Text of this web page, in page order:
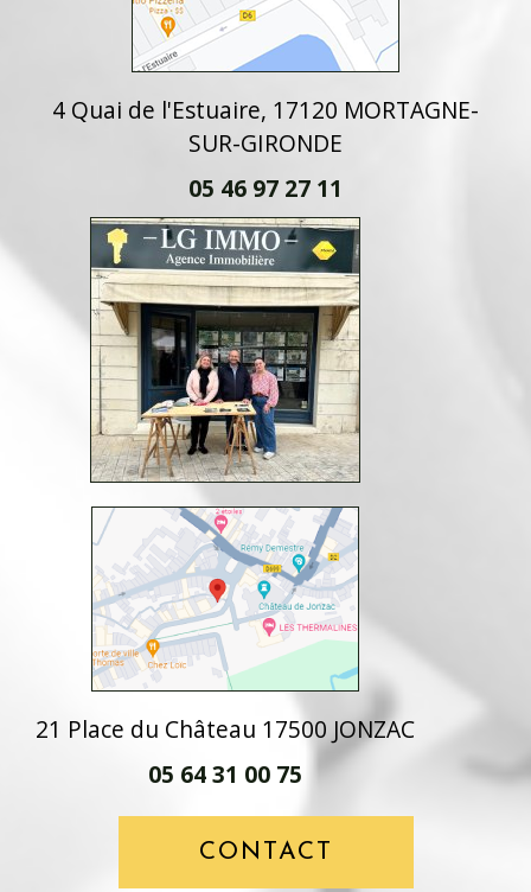
4 Quai de l'Estuaire, 17120 MORTAGNE-
SUR-GIRONDE
05 46 97 27 11
21 Place du Château 17500 JONZAC
05 64 31 00 75
CONTACT